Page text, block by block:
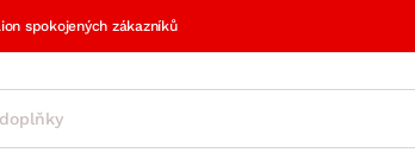
spokojených zákazníků